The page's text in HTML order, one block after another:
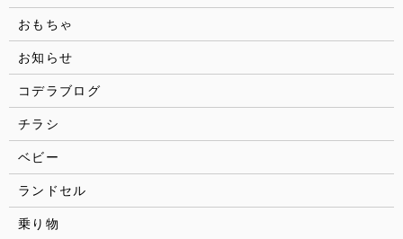
おもちゃ
お知らせ
コデラブログ
チラシ
ベビー
ランドセル
乗り物